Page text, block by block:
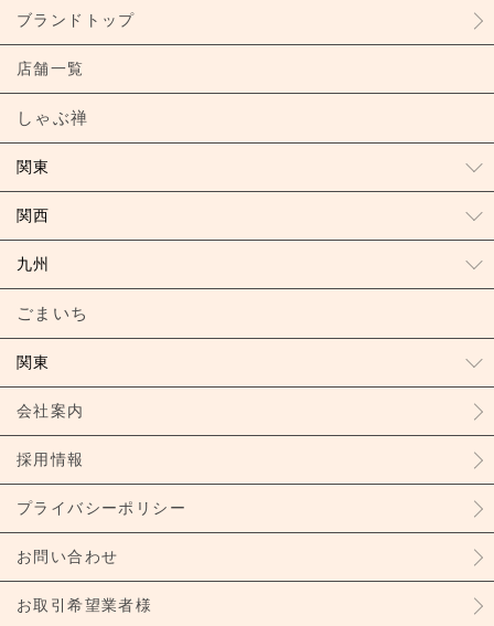
ブランドトップ
店舗一覧
しゃぶ禅
関東
関西
九州
ごまいち
関東
会社案内
採用情報
プライバシーポリシー
お問い合わせ
お取引希望業者様